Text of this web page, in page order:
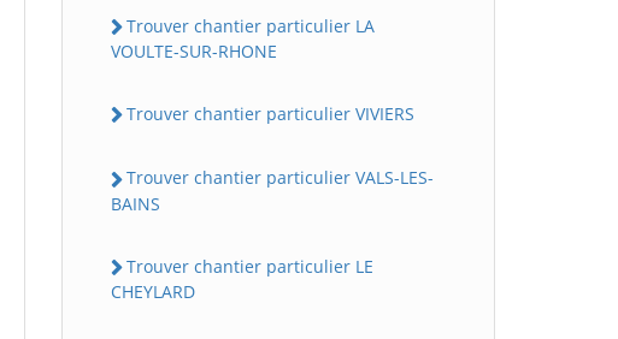
Trouver chantier particulier LA
VOULTE-SUR-RHONE
Trouver chantier particulier VIVIERS
Trouver chantier particulier VALS-LES-
BAINS
Trouver chantier particulier LE
CHEYLARD